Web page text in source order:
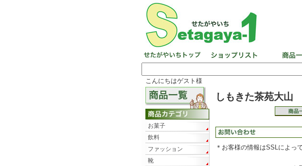
こんにちはゲスト様
しもきた茶苑大山
＊お客様の情報はSSLによっ
お菓子
飲料
ファッション
靴